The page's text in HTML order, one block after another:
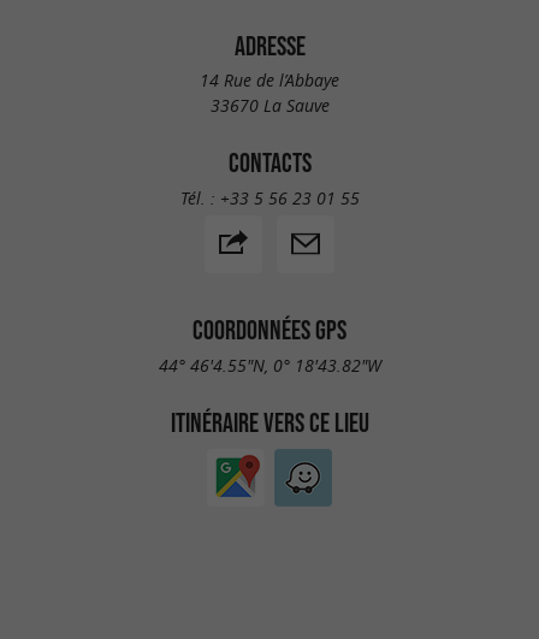
ADRESSE
14 Rue de l’Abbaye
33670 La Sauve
CONTACTS
Tél. : +33 5 56 23 01 55
COORDONNÉES GPS
44° 46'4.55"N, 0° 18'43.82"W
ITINÉRAIRE VERS CE LIEU